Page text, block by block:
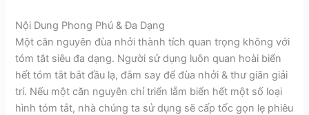
Nội Dung Phong Phú & Đa Dạng
Một căn nguyên đùa nhởi thành tích quan trọng không với
tóm tắt siêu đa dạng. Người sử dụng luôn quan hoài biển
hết tóm tắt bắt đầu lạ, đắm say để đùa nhởi & thư giãn giải
trí. Nếu một căn nguyên chỉ triển lẵm biển hết một số loại
hình tóm tắt, nhà chúng ta sử dụng sẽ cấp tốc gọn lẹ phiêu